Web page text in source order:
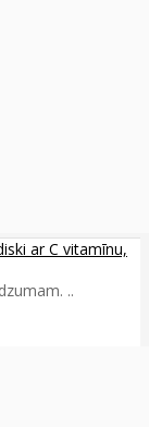
ar C vitamīnu,
..